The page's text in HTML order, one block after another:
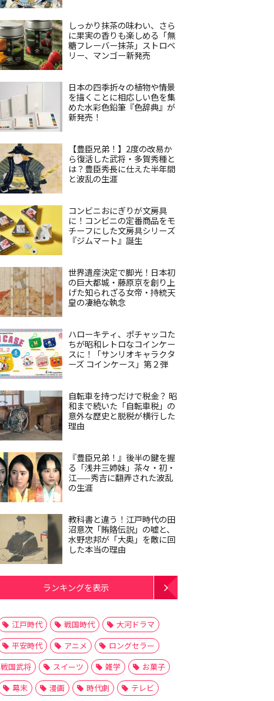
しっかり抹茶の味わい、さら
に果実の香りも楽しめる「無
糖フレーバー抹茶」ストロベ
リー、マンゴー新発売
日本の四季折々の植物や情景
を描くことに相応しい色を集
めた水彩色鉛筆『色辞典』が
新発売！
【豊臣兄弟！】2度の改易か
ら復活した武将・多賀秀種と
は？豊臣秀長に仕えた半年間
と波乱の生涯
コンビニおにぎりが文房具
に！コンビニの定番商品をモ
チーフにした文房具シリーズ
『ジムマート』誕生
世界遺産決定で脚光！日本初
の巨大都城・藤原京を創り上
げた知られざる女帝・持統天
皇の凄絶な執念
ハローキティ、ポチャッコた
ちが昭和レトロなコインケー
スに！「サンリオキャラクタ
ーズ コインケース」第２弾
自転車を持つだけで税金？ 昭
和まで続いた「自転車税」の
意外な歴史と脱税が横行した
理由
『豊臣兄弟！』後半の鍵を握
る「浅井三姉妹」茶々・初・
江——秀吉に翻弄された波乱
の生涯
教科書と違う！江戸時代の田
沼意次「賄賂伝説」の嘘と、
水野忠邦が「大奥」を敵に回
した本当の理由
ランキングを表示
江戸時代 戦国時代
大河ドラマ
平安時代
アニメ
ロングセラー
戦国武将
スイーツ 雑学
お菓子
幕末
漫画 時代劇
テレビ